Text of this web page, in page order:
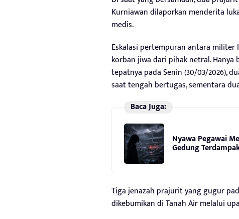
Kurniawan dilaporkan menderita
medis.
Eskalasi pertempuran antara militer
korban jiwa dari pihak netral.
tepatnya pada Senin (30/03/2026),
saat tengah bertugas, sementara
Baca Juga:
Nyawa Pegawai
Gedung
Tiga jenazah prajurit yang gugur
dikebumikan di Tanah Air melalui